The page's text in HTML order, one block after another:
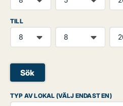
TILL
Sök
TYP AV LOKAL (VÄLJ ENDAST EN)